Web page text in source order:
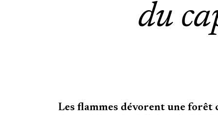
du
Les flammes dévorent une forêt